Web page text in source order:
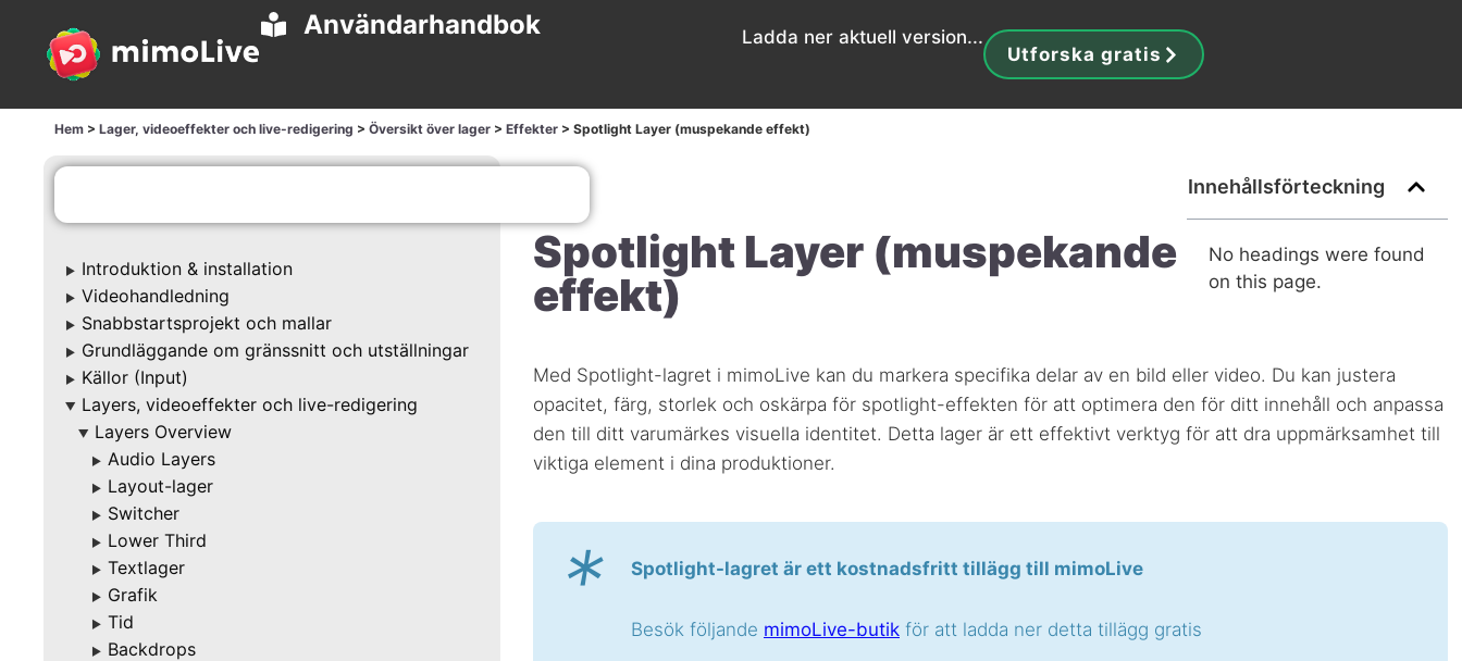
Användarhandbok
Ladda ner aktuell version...
Utforska gratis
Hem > Lager, videoeffekter och live-redigering > Översikt över lager > Effekter > Spotlight Layer (muspekande effekt)
▶ Introduktion & installation
▶ Videohandledning
▶ Snabbstartsprojekt och mallar
▶ Grundläggande om gränssnitt och utställningar
▶ Källor (Input)
▶ Layers, videoeffekter och live-redigering
▶ Layers Overview
▶ Audio Layers
▶ Layout-lager
▶ Switcher
▶ Lower Third
▶ Textlager
▶ Grafik
▶ Tid
▶ Backdrops
Spotlight Layer (muspekande
effekt)
Innehållsförteckning
No headings were found
on this page.
Med Spotlight-lagret i mimoLive kan du markera specifika delar av en bild eller video. Du kan justera
opacitet, färg, storlek och oskärpa för spotlight-effekten för att optimera den för ditt innehåll och anpassa
den till ditt varumärkes visuella identitet. Detta lager är ett effektivt verktyg för att dra uppmärksamhet till
viktiga element i dina produktioner.
* Spotlight-lagret är ett kostnadsfritt tillägg till mimoLive
Besök följande mimoLive-butik för att ladda ner detta tillägg gratis